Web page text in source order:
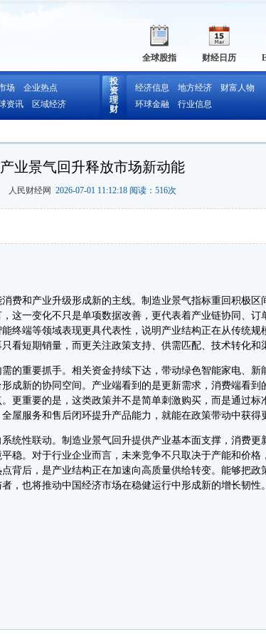
财经日历
全球股指
场
企业热点
资讯 区域经济
投
资
理
财
经济信息 地方经济
财富人物
环球金融
行业信息
产业景气回升释放市场新动能
人民财经网 2026-07-01 11:12:18 阅读： 516次
和产业升级形成新的主线。制造业景气指标重回积极区
这一变化不只是单项数据改善，更代表着产业链协同、订
终端等领域表现更具代表性，说明产业结构正在从传统规
看短期销量，而更关注政策支持、供需匹配、技术转化和
重要抓手。相关资金持续下达，带动绿色智能家电、新
成新的协同空间。产业端看到的是更新需求，消费端看到
更重要的是，这类政策并不是简单刺激购买，而是通过标
屋服务和售后闭环提升产品能力，就能在政策带动中获得
性联动。制造业景气回升提供产业基本面支撑，消费更
稳。对于行业企业而言，未来竞争不只取决于产能和价格
背后，是产业结构正在加速向高质量供给转变。能够把政
，也将推动中国经济市场在稳健运行中形成新的增长韧性。